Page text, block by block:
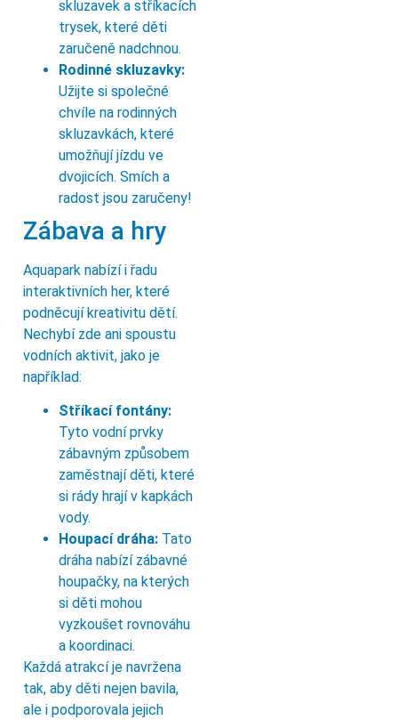
skluzavek a stříkacích
trysek, které děti
zaručeně nadchnou.
Rodinné skluzavky:
Užijte si společné
chvíle na rodinných
skluzavkách, které
umožňují jízdu ve
dvojicích. Smích a
radost jsou zaručeny!
Zábava a hry
Aquapark nabízí i řadu
interaktivních her, které
podněcují kreativitu dětí.
Nechybí zde ani spoustu
vodních aktivit, jako je
například:
Stříkací fontány:
Tyto vodní prvky
zábavným způsobem
zaměstnají děti, které
si rády hrají v kapkách
vody.
Houpací dráha: Tato
dráha nabízí zábavné
houpačky, na kterých
si děti mohou
vyzkoušet rovnováhu
a koordinaci.
Každá atrakcí je navržena
tak, aby děti nejen bavila,
ale i podporovala jejich